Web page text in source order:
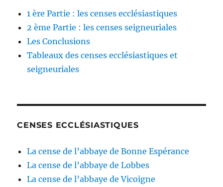
1 ère Partie : les censes ecclésiastiques
2 ème Partie : les censes seigneuriales
Les Conclusions
Tableaux des censes ecclésiastiques et
seigneuriales
CENSES ECCLÉSIASTIQUES
La cense de l’abbaye de Bonne Espérance
La cense de l’abbaye de Lobbes
La cense de l’abbaye de Vicoigne